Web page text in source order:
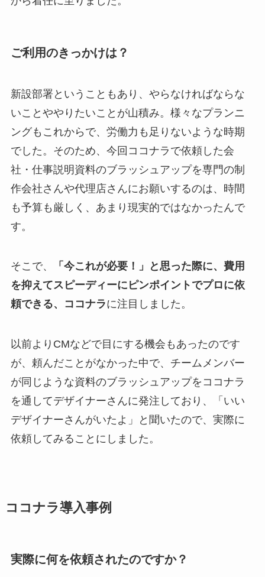
ご利用のきっかけは？
新設部署ということもあり、やらなければならな
いことややりたいことが山積み。様々なプランニ
ングもこれからで、労働力も足りないような時期
でした。そのため、今回ココナラで依頼した会
社・仕事説明資料のブラッシュアップを専門の制
作会社さんや代理店さんにお願いするのは、時間
も予算も厳しく、あまり現実的ではなかったんで
す。
そこで、
「今これが必要！」と思った際に、費用
を抑えてスピーディーにピンポイントでプロに依
頼できる、ココナラに注目しました。
以前よりCMなどで目にする機会もあったのです
が、頼んだことがなかった中で、チームメンバー
が同じような資料のブラッシュアップをココナラ
を通してデザイナーさんに発注しており、「いい
デザイナーさんがいたよ」と聞いたので、実際に
依頼してみることにしました。
ココナラ導入事例
実際に何を依頼されたのですか？